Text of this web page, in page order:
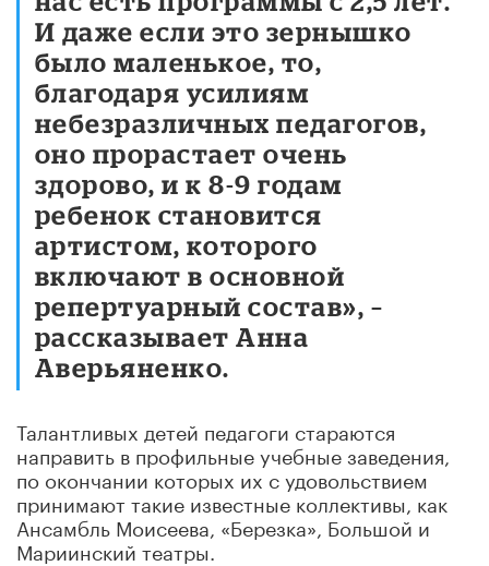
И даже если это зернышко
было маленькое, то,
благодаря усилиям
небезразличных педагогов,
оно прорастает очень
здорово, и к 8-9 годам
ребенок становится
артистом, которого
включают в основной
репертуарный состав», –
рассказывает Анна
Аверьяненко.
Талантливых детей педагоги стараются
направить в профильные учебные заведения,
по окончании которых их с удовольствием
принимают такие известные коллективы, как
Ансамбль Моисеева, «Березка», Большой и
Мариинский театры.